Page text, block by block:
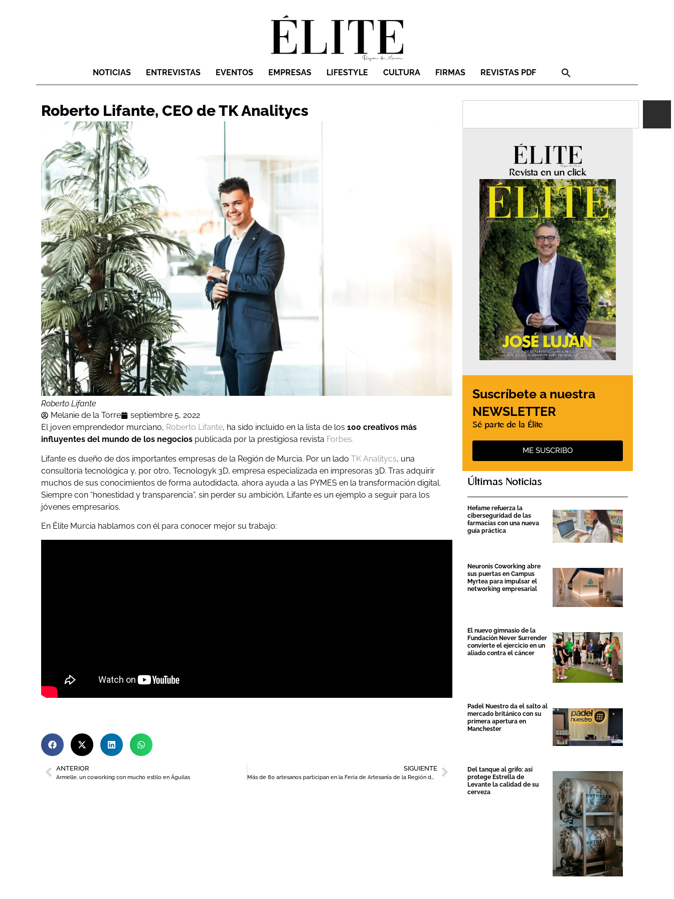
NOTICIAS ENTREVISTAS EVENTOS EMPRESAS LIFESTYLE CULTURA FIRMAS REVISTAS PDF
Roberto Lifante, CEO de TK Analitycs
Roberto Lifante
Melanie de la Torre
septiembre 5, 2022
El joven emprendedor murciano, Roberto Lifante, ha sido incluido en la lista de los 100 creativos más
influyentes del mundo de los negocios publicada por la prestigiosa revista Forbes.
Lifante es dueño de dos importantes empresas de la Región de Murcia. Por un lado TK Analitycs, una
consultoría tecnológica y, por otro, Tecnologyk 3D, empresa especializada en impresoras 3D. Tras adquirir
muchos de sus conocimientos de forma autodidacta, ahora ayuda a las PYMES en la transformación digital.
Siempre con “honestidad y transparencia”, sin perder su ambición, Lifante es un ejemplo a seguir para los
jóvenes empresarios.
En Élite Murcia hablamos con él para conocer mejor su trabajo:
ANTERIOR
Armelle, un coworking con mucho estilo en Águilas
SIGUIENTE
Más de 80 artesanos participan en la Feria de Artesanía de la Región de Murcia
Revista en un click
Suscríbete a nuestra
NEWSLETTER
Sé parte de la Élite
ME SUSCRIBO
Últimas Noticias
Hefame refuerza la
ciberseguridad de las
farmacias con una nueva
guía práctica
Neuronis Coworking abre
sus puertas en Campus
Myrtea para impulsar el
networking empresarial
El nuevo gimnasio de la
Fundación Never Surrender
convierte el ejercicio en un
aliado contra el cáncer
Padel Nuestro da el salto al
mercado británico con su
primera apertura en
Manchester
Del tanque al grifo: así
protege Estrella de
Levante la calidad de su
cerveza